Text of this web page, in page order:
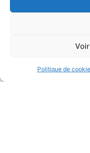
Politique de
Semaine du